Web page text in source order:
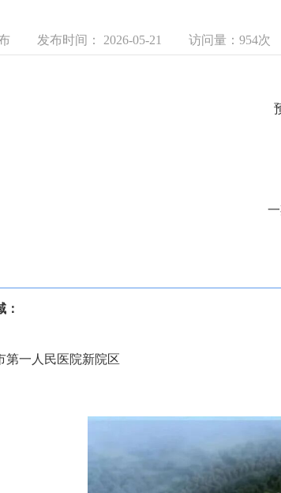
发布时间： 2026-05-21 访问量： 954次
：
第一人民医院新院区